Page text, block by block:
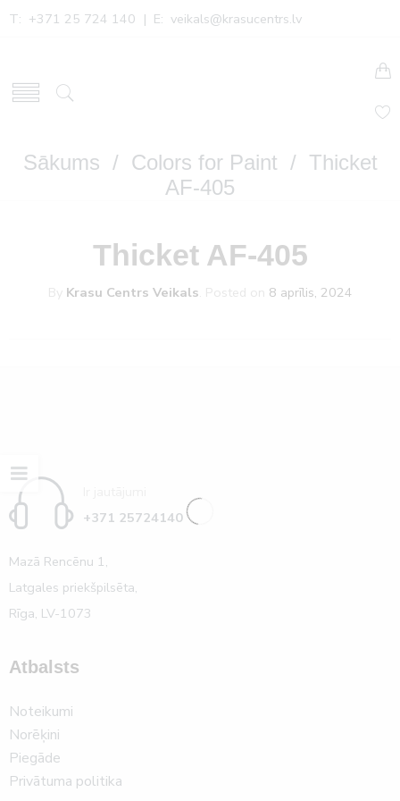
T: +371 25 724 140 | E: veikals@krasucentrs.lv
Sākums / Colors for Paint / Thicket
AF-405
Thicket AF-405
By Krasu Centrs Veikals Posted on 8 aprīlis, 2024
+371 25724140
Mazā Rencēnu 1,
Latgales priekšpilsēta,
Rīga, LV-1073
Atbalsts
Noteikumi
Norēķini
Piegāde
Privātuma politika